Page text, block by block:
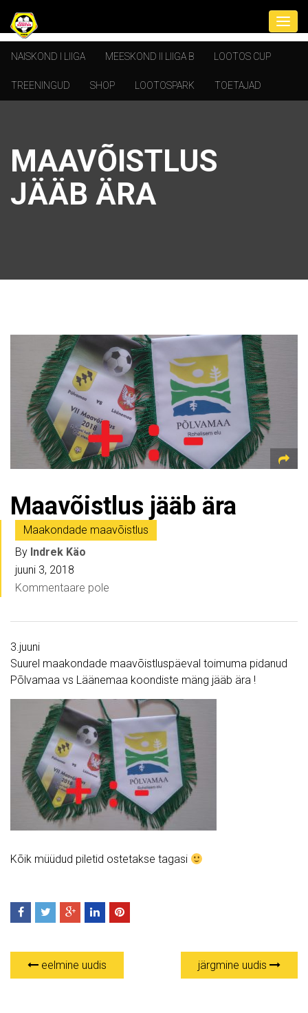
NAISKOND I LIIGA MEESKOND II LIIGA B LOOTOS CUP
TREENINGUD SHOP LOOTOSPARK TOETAJAD
MAAVÕISTLUS
JÄÄB ÄRA
Maavõistlus jääb ära
Maakondade maavõistlus
By Indrek Käo
juuni 3, 2018
Kommentaare pole
3.juuni
Suurel maakondade maavõistluspäeval toimuma pidanud
Põlvamaa vs Läänemaa koondiste mäng jääb ära !
Kõik müüdud piletid ostetakse tagasi
eelmine uudis järgmine uudis